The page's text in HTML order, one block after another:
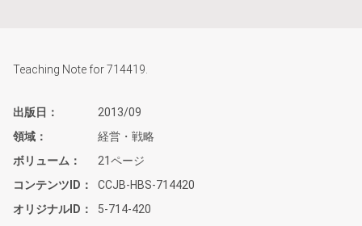
Teaching Note for 714419.
出版日
2013/09
領域
経営・戦略
ボリューム
21ページ
コンテンツID
CCJB-HBS-714420
オリジナルID
5-714-420